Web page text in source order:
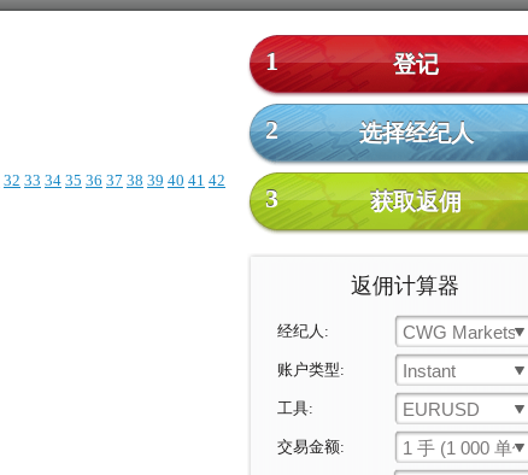
1 登记
2 选择经纪人
3 获取返佣
返佣计算器
经纪人: CWG Markets
账户类型: Instant
工具: EURUSD
交易金额: 1 手 (1 000 单位)
32 33 34 35 36 37 38 39 40 41 42